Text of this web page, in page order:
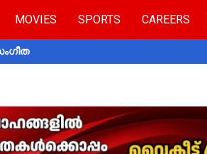
MOVIES SPORTS CAREERS